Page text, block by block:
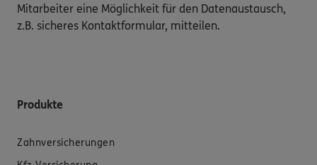
Mitarbeiter eine Möglichkeit für den Datenaustausch,
z.B. sicheres Kontaktformular, mitteilen.
Produkte
Zahnversicherungen